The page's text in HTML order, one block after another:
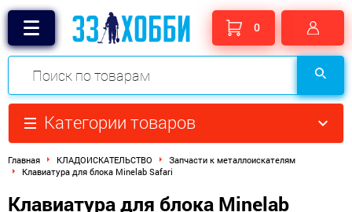
0
Категории товаров
Главная КЛАДОИСКАТЕЛЬСТВО
Запчасти к металлоискателям
Клавиатура для блока Minelab Safari
Клавиатура для блока Minelab